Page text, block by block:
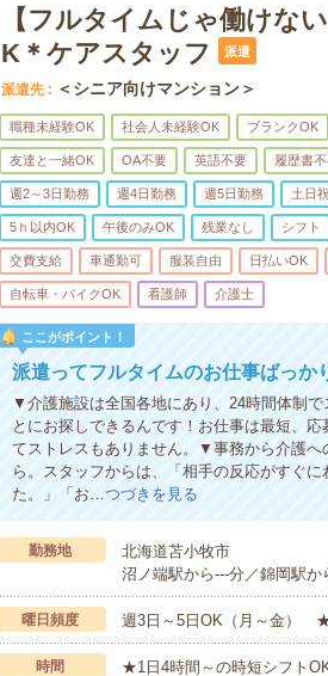
【フルタイムじゃ働けな
K＊ケアスタッフ
派遣
派遣先 ＜シニア向けマンション＞
職種未経験OK 社会人未経験OK ブランクOK
友達と一緒OK OA不要 英語不要 履歴書
週2～3日勤務 週4日勤務 週5日勤務 土日
5ｈ以内OK 午後のみOK 残業なし シフト
交費支給 車通勤可 服装自由 日払いOK
自転車・バイクOK 看護師 介護士
ここがポイント！
派遣ってフルタイムのお仕事ばっ
▼介護施設は全国各地にあり、24時間体制
とにお探しできるんです！お仕事は最短、
てストレスもありません。▼事務から介護へ
ら。スタッフからは、「相手の反応がすぐ
た。」「お…つづきを見る
勤務地
北海道苫小牧市
沼ノ端駅から---分／錦岡駅か
曜日頻度 週3日～5日OK（月～金）
時間
★1日4時間～の時短シフト